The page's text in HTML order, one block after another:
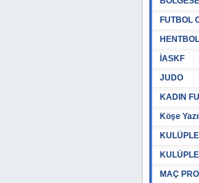
FUTBOL
İASKF
JUDO
KADIN
Köşe
MAÇ
U 17 Türkiye Şampiyonası
Merkezinde oynanan final maçında
normal süresi 0-0 biten maçta
penaltı atışları sonucunda mağlup
[Devamını Oku...]